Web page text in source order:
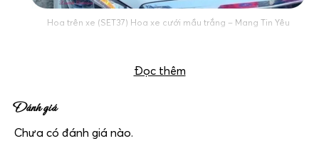
Hoa trên xe (SET37) Hoa xe cưới mầu trắng – Mang Tin Yêu
Đọc thêm
Đánh giá
Chưa có đánh giá nào.